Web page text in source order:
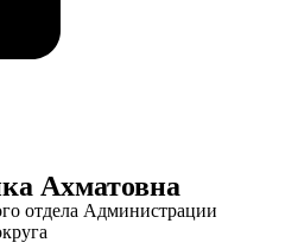
Ахматовна
отдела Администрации